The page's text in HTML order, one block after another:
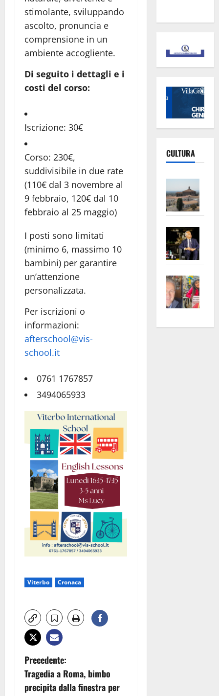
stimolante, sviluppando
ascolto, pronuncia e
comprensione in un
ambiente accogliente.
Di seguito i dettagli e i
costi del corso:
Iscrizione: 30€
Corso: 230€,
suddivisibile in due rate
(110€ dal 3 novembre al
9 febbraio, 120€ dal 10
febbraio al 25 maggio)
I posti sono limitati
(minimo 6, massimo 10
bambini) per garantire
un’attenzione
personalizzata.
Per iscrizioni o
informazioni:
afterschool@vis-
school.it
0761 1767857
3494065933
Viterbo Cronaca
N
a
Precedente:
Tragedia a Roma, bimbo
precipita dalla finestra per
CULTURA
euro
apre